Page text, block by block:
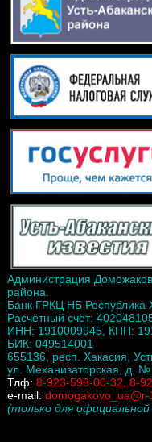
Администрация
района.
Банк ГРКЦ НБ Республика
Расчётный счёт:
ИНН: 1910009945, КПП:
БИК: 049514001
655136, респ. Хакасия,
ул. Механизаторская, д.
Тлф: 8-923-598-00-32, 8-
e-mail: domogakovo_ua@r-
(только для